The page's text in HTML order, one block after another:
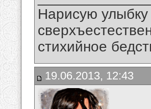
Нарисую улыбку
стихийное
19.06.2013, 12:43